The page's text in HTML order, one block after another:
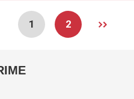
1 2